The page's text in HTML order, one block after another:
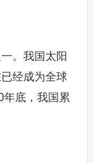
。我国太阳
经成为全球
年底，我国累